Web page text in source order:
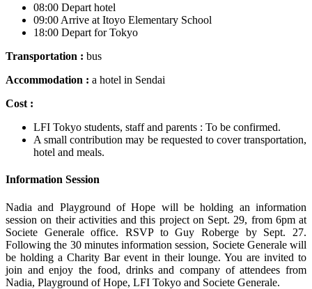
08:00 Depart hotel
09:00 Arrive at Itoyo Elementary School
18:00 Depart for Tokyo
Transportation : bus
Accommodation : a hotel in Sendai
Cost :
LFI Tokyo students, staff and parents : To be confirmed.
A small contribution may be requested to cover transportation,
hotel and meals.
Information Session
Nadia and Playground of Hope will be holding an information
session on their activities and this project on Sept. 29, from 6pm at
Societe Generale office. RSVP to Guy Roberge by Sept. 27.
Following the 30 minutes information session, Societe Generale will
be holding a Charity Bar event in their lounge. You are invited to
join and enjoy the food, drinks and company of attendees from
Nadia, Playground of Hope, LFI Tokyo and Societe Generale.